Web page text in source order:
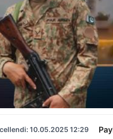
10.05.2025 12:29